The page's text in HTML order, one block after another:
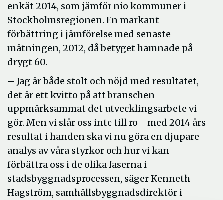
enkät 2014, som jämför nio kommuner i
Stockholmsregionen. En markant
förbättring i jämförelse med senaste
mätningen, 2012, då betyget hamnade på
drygt 60.
– Jag är både stolt och nöjd med resultatet,
det är ett kvitto på att branschen
uppmärksammat det utvecklingsarbete vi
gör. Men vi slår oss inte till ro - med 2014 års
resultat i handen ska vi nu göra en djupare
analys av våra styrkor och hur vi kan
förbättra oss i de olika faserna i
stadsbyggnadsprocessen, säger Kenneth
Hagström, samhällsbyggnadsdirektör i